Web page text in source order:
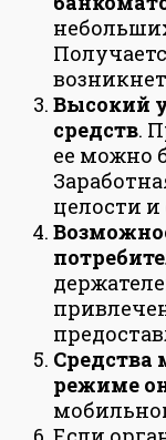
Высокий
средств.
ее можно
целости
Средства
режиме